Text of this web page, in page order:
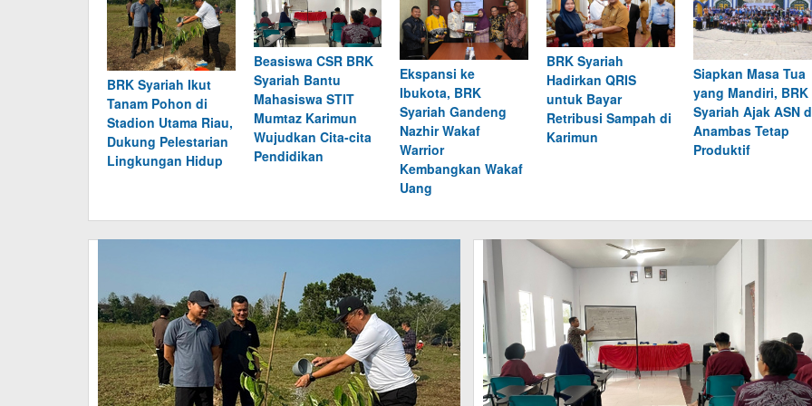
BRK Syariah Ikut
Tanam Pohon di
Stadion Utama Riau,
Dukung Pelestarian
Lingkungan Hidup
Beasiswa CSR BRK
Syariah Bantu
Mahasiswa STIT
Mumtaz Karimun
Wujudkan Cita-cita
Pendidikan
Ekspansi ke
Ibukota, BRK
Syariah Gandeng
Nazhir Wakaf
Warrior
Kembangkan Wakaf
Uang
BRK Syariah
Hadirkan QRIS
untuk Bayar
Retribusi Sampah di
Karimun
Siapkan Masa Tua
yang Mandiri, BRK
Syariah Ajak ASN
Anambas Tetap
Produktif